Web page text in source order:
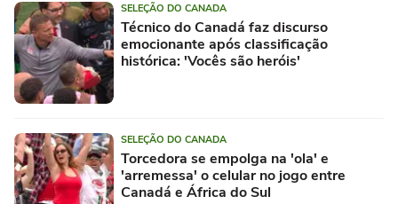
SELEÇÃO DO CANADA
Técnico do Canadá faz discurso
emocionante após classificação
histórica: 'Vocês são heróis'
SELEÇÃO DO CANADA
Torcedora se empolga na 'ola' e
'arremessa' o celular no jogo entre
Canadá e África do Sul